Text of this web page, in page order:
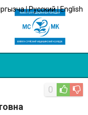
|Русский|English
0